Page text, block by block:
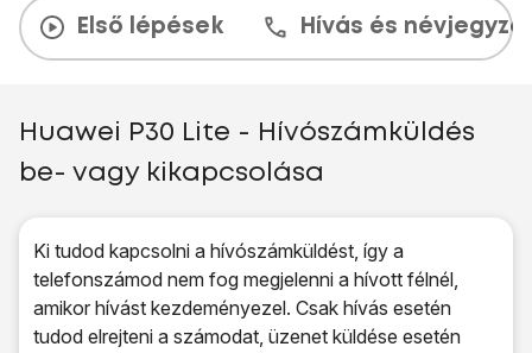
Első lépések Hívás és
Huawei P30 Lite - Hívószámküldés
be- vagy kikapcsolása
Ki tudod kapcsolni a hívószámküldést, így a
telefonszámod nem fog megjelenni a hívott félnél,
amikor hívást kezdeményezel. Csak hívás esetén
tudod elrejteni a számodat, üzenet küldése esetén